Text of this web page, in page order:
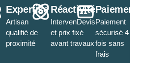
Expertise
Artisan
qualifié de
proximité
Réactivité
IntervenDevis
et prix fixé
avant travaux
Paiement
Paiement
sécurisé 4
fois sans
frais